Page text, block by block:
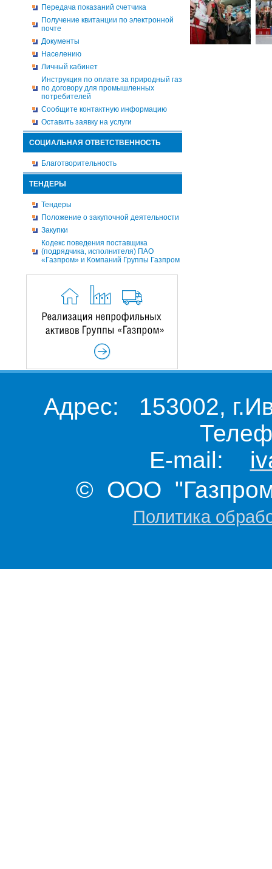
Передача показаний счетчика
Получение квитанции по электронной
почте
Документы
Населению
Личный кабинет
Инструкция по оплате за природный газ
по договору для промышленных
потребителей
Сообщите контактную информацию
Оставить заявку на услуги
СОЦИАЛЬНАЯ ОТВЕТСТВЕННОСТЬ
Благотворительность
ТЕНДЕРЫ
Тендеры
Положение о закупочной деятельности
Закупки
Кодекс поведения поставщика
(подрядчика, исполнителя) ПАО
«Газпром» и Компаний Группы Газпром
Адрес: 153002,
E-mail:
© ООО "Газпром
Политика